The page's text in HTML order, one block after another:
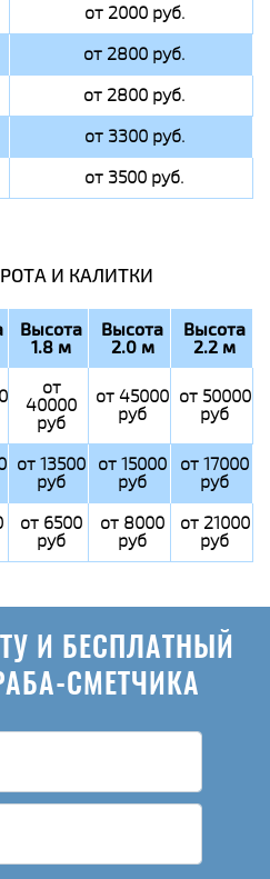
от 2000 руб.
от 2800 руб.
от 2800 руб.
от 3300 руб.
от 3500 руб.
И КАЛИТКИ
Высота
1.8 м
Высота
2.0 м
Высота
2.2 м
от
40000
руб
от 45000
руб
от 50000
руб
от 13500
руб
от 15000
руб
от 17000
руб
от 6500
руб
от 8000
руб
от 21000
руб
И БЕСПЛАТНЫЙ
СМЕТЧИКА